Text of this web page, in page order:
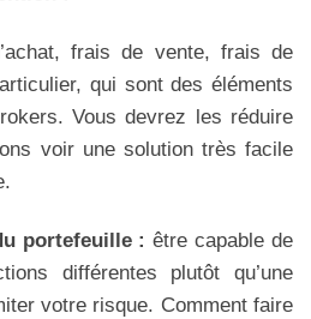
frais de vente, frais de
qui sont des éléments
Vous devrez les réduire
voir une solution très facile
portefeuille : être capable de
différentes plutôt qu’une
votre risque. Comment faire